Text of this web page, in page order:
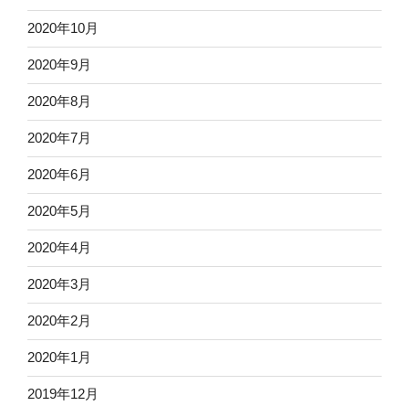
2020年10月
2020年9月
2020年8月
2020年7月
2020年6月
2020年5月
2020年4月
2020年3月
2020年2月
2020年1月
2019年12月